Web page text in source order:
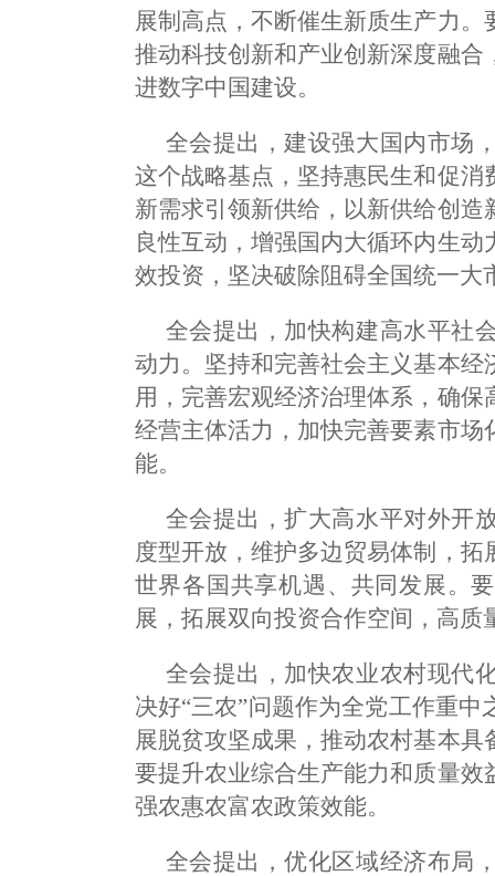
展制高点，不断催生新质生产力
推动科技创新和产业创新深度融
进数字中国建设。
全会提出，建设强大国内市场
这个战略基点，坚持惠民生和促
新需求引领新供给，以新供给创
良性互动，增强国内大循环内生
效投资，坚决破除阻碍全国统一大
全会提出，加快构建高水平社
动力。坚持和完善社会主义基本
用，完善宏观经济治理体系，确
经营主体活力，加快完善要素市
能。
全会提出，扩大高水平对外开
度型开放，维护多边贸易体制，
世界各国共享机遇、共同发展。
展，拓展双向投资合作空间，高质
全会提出，加快农业农村现代
决好“三农”问题作为全党工作重
展脱贫攻坚成果，推动农村基本
要提升农业综合生产能力和质量
强农惠农富农政策效能。
全会提出，优化区域经济布局